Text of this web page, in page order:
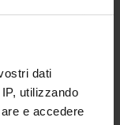
dati
utilizzando
e accedere